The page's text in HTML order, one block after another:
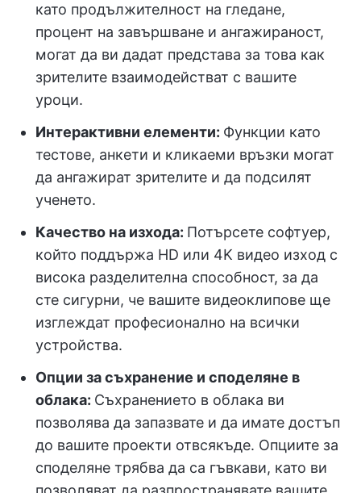
като продължителност на гледане,
процент на завършване и ангажираност,
могат да ви дадат представа за това как
зрителите взаимодействат с вашите
уроци.
Интерактивни елементи: Функции като
тестове, анкети и кликаеми връзки могат
да ангажират зрителите и да подсилят
ученето.
Качество на изхода: Потърсете софтуер,
който поддържа HD или 4K видео изход с
висока разделителна способност, за да
сте сигурни, че вашите видеоклипове ще
изглеждат професионално на всички
устройства.
Опции за съхранение и споделяне в
облака: Съхранението в облака ви
позволява да запазвате и да имате достъп
до вашите проекти отвсякъде. Опциите за
споделяне трябва да са гъвкави, като ви